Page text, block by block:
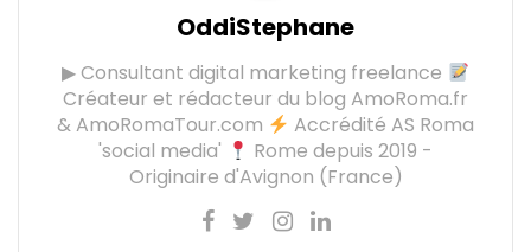
OddiStephane
▶ Consultant digital marketing freelance
Créateur et rédacteur du blog AmoRoma.fr
& AmoRomaTour.com
Accrédité AS Roma
'social media'
Rome depuis 2019 -
Originaire d'Avignon (France)